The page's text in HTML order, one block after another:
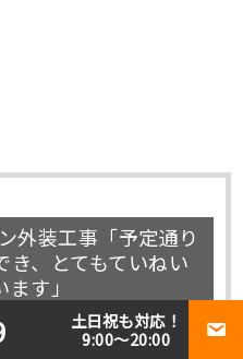
外装工事「予定通り
き、とてもていねい
す」
土日祝も対応！
9:00～20:00